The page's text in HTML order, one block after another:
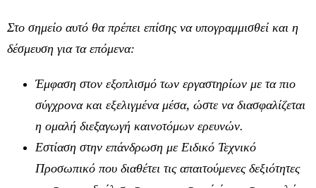
Στο σημείο αυτό θα πρέπει επίσης να υπογραμμισθεί και η
δέσμευση για τα επόμενα:
Έμφαση στον εξοπλισμό των εργαστηρίων με τα πιο
σύγχρονα και εξελιγμένα μέσα, ώστε να διασφαλίζεται
η ομαλή διεξαγωγή καινοτόμων ερευνών.
Εστίαση στην επάνδρωση με Ειδικό Τεχνικό
Προσωπικό που διαθέτει τις απαιτούμενες δεξιότητες